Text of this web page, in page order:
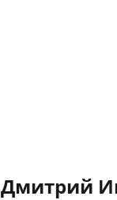
Дмитрий